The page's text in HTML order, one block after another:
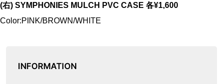
(右) SYMPHONIES MULCH PVC CASE 各¥1,600
Color:PINK/BROWN/WHITE
INFORMATION